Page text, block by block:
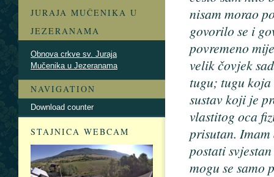
nisam morao
govorilo se i
povremeno
velik čovjek
tugu; tugu koja
sustav koji je
vlastitog oca
prisutan.
postati
mogu se samo
JURAJA MUČENIKA U
JEZERANAMA
Obnova crkve sv. Juraja
Mučenika u Jezeranama
NAVIGATION
Download counter
STAJNICA WEBCAM